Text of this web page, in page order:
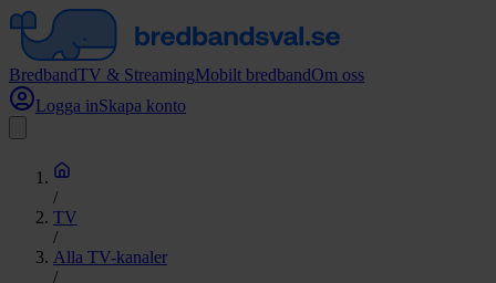
BredbandTV & StreamingMobilt bredbandOm oss
Logga inSkapa konto
/
TV
/
Alla TV-kanaler
/